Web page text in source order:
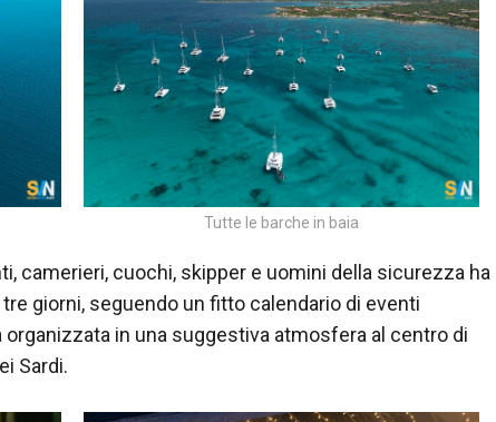
Tutte le barche in baia
camerieri, cuochi, skipper e uomini della sicurezza ha
giorni, seguendo un fitto calendario di eventi
in una suggestiva atmosfera al centro di
Sardi.